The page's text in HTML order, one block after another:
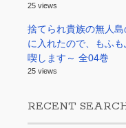
25 views
捨てられ貴族の無人
に入れたので、もふ
喫します～ 全04巻
25 views
RECENT